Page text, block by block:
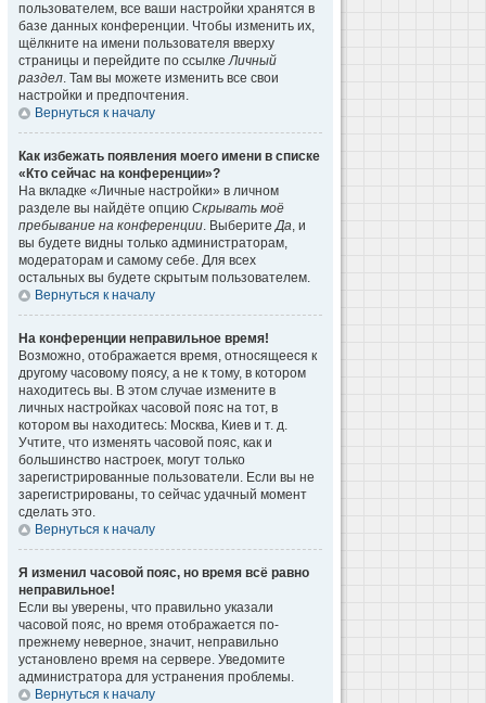
пользователем, все ваши настройки хранятся в
базе данных конференции. Чтобы изменить их,
щёлкните на имени пользователя вверху
страницы и перейдите по ссылкеЛичный
раздел. Там вы можете изменить все свои
настройки и предпочтения.
Вернуться к началу
Как избежать появления моего имени в списке
«Кто сейчас на конференции»?
На вкладке «Личные настройки» в личном
разделе вы найдёте опцию Скрывать моё
пребывание на конференции. ВыберитеДа, и
вы будете видны только администраторам,
модераторам и самому себе. Для всех
остальных вы будете скрытым пользователем.
Вернуться к началу
На конференции неправильное время!
Возможно, отображается время, относящееся к
другому часовому поясу, а не к тому, в котором
находитесь вы. В этом случае измените в
личных настройках часовой пояс на тот, в
котором вы находитесь: Москва, Киев и т. д.
Учтите, что изменять часовой пояс, как и
большинство настроек, могут только
зарегистрированные пользователи. Если вы не
зарегистрированы, то сейчас удачный момент
сделать это.
Вернуться к началу
Я изменил часовой пояс, но время всё равно
неправильное!
Если вы уверены, что правильно указали
часовой пояс, но время отображается по-
прежнему неверное, значит, неправильно
установлено время на сервере. Уведомите
администратора для устранения проблемы.
Вернуться к началу